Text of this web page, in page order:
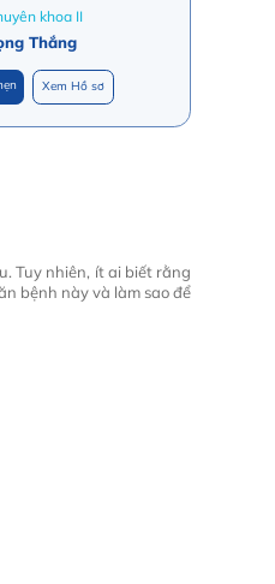
khoa II
Thắng
Xem Hồ sơ
Tuy nhiên, ít ai biết rằng
bệnh này và làm sao để